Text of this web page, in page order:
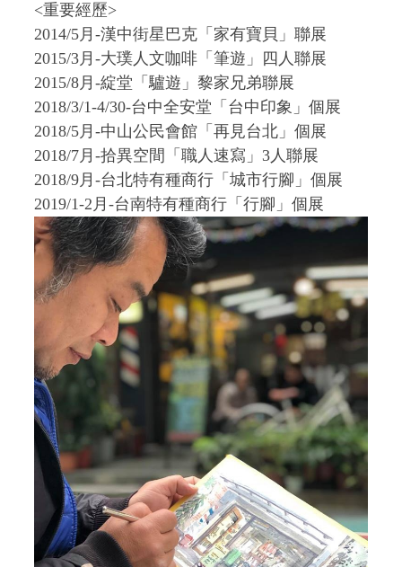
<重要經歷>
2014/5月-漢中街星巴克「家有寶貝」聯展
2015/3月-大璞人文咖啡「筆遊」四人聯展
2015/8月-綻堂「驢遊」黎家兄弟聯展
2018/3/1-4/30-台中全安堂「台中印象」個展
2018/5月-中山公民會館「再見台北」個展
2018/7月-拾異空間「職人速寫」3人聯展
2018/9月-台北特有種商行「城市行腳」個展
2019/1-2月-台南特有種商行「行腳」個展